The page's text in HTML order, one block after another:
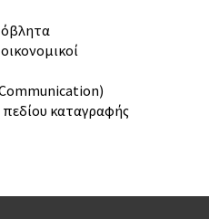
Communication)
καταγραφής